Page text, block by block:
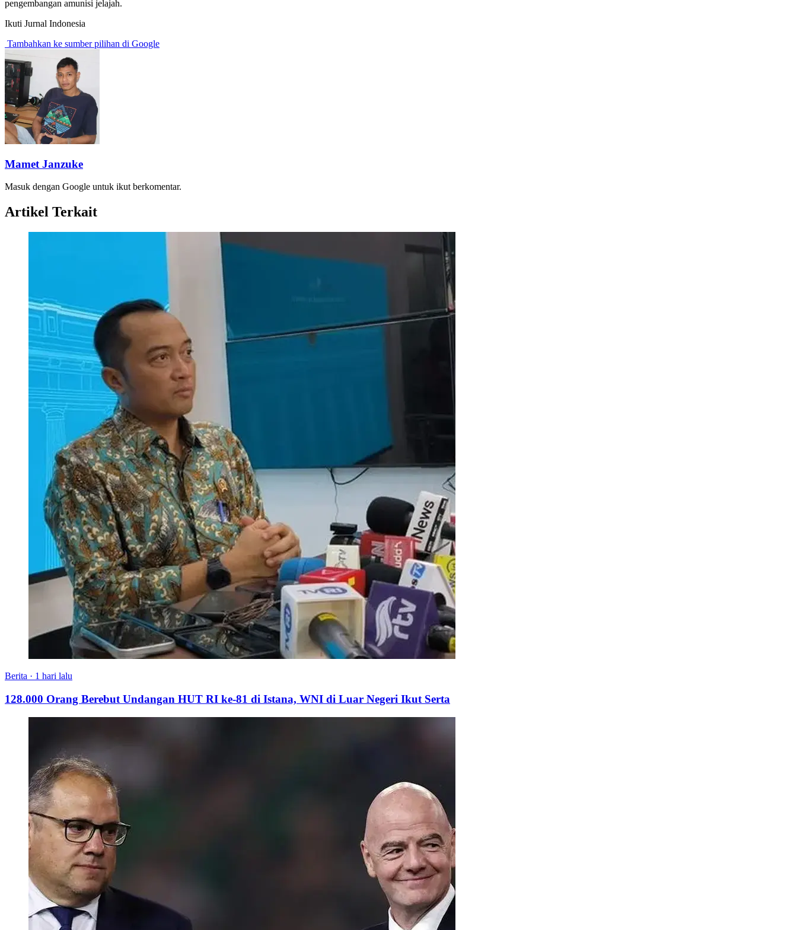
pengembangan amunisi jelajah.
Ikuti Jurnal Indonesia
Tambahkan ke sumber pilihan di Google
Mamet Janzuke
Masuk dengan Google untuk ikut berkomentar.
Artikel Terkait
Berita · 1 hari lalu
128.000 Orang Berebut Undangan HUT RI ke-81 di Istana, WNI di Luar Negeri Ikut Serta